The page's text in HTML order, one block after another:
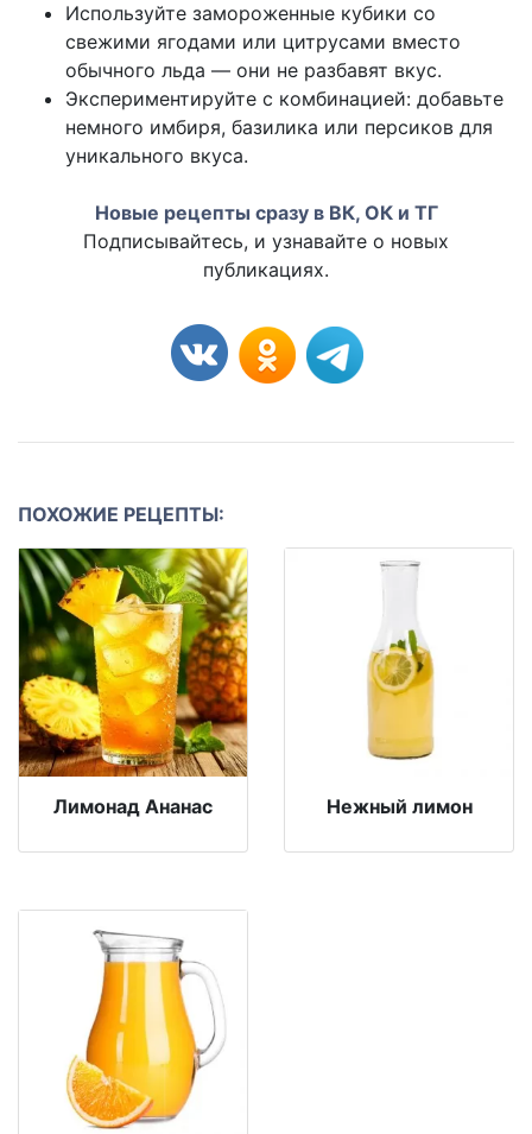
Используйте замороженные кубики со
свежими ягодами или цитрусами вместо
обычного льда — они не разбавят вкус.
Экспериментируйте с комбинацией: добавьте
немного имбиря, базилика или персиков для
уникального вкуса.
Новые рецепты сразу в ВК, ОК и ТГ
Подписывайтесь, и узнавайте о новых
публикациях.
ПОХОЖИЕ РЕЦЕПТЫ:
Лимонад Ананас Нежный лимон